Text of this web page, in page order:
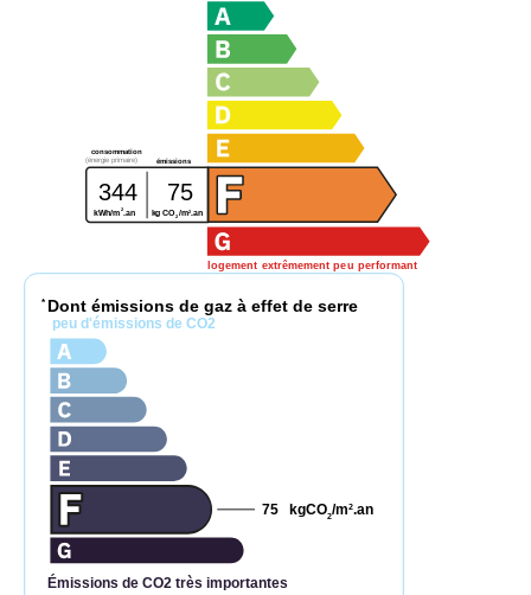
logement extrêmement peu performant
consommation
émissions
(énergie primaire)
344 75
kWh/m 2 .an kg CO2/m2 .an
* Dont émissions de gaz à effet de serre
peu d'émissions de CO2
Émissions de CO2 très importantes
kgCO2/m2.an
75